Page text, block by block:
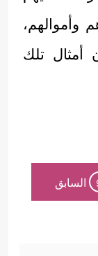
وأموالهم،
أمثال تلك
السابق